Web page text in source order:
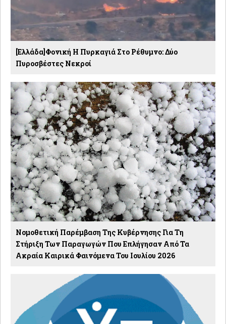
[Ελλάδα]Φονική Η Πυρκαγιά Στο Ρέθυμνο: Δύο
Πυροσβέστες Νεκροί
Νομοθετική Παρέμβαση Της Κυβέρνησης Για Τη
Στήριξη Των Παραγωγών Που Επλήγησαν Από Τα
Ακραία Καιρικά Φαινόμενα Του Ιουλίου 2026